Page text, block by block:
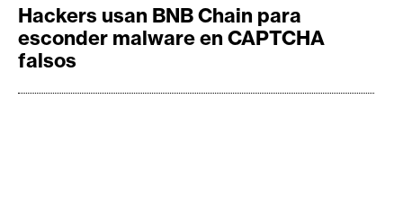
Hackers usan BNB Chain para
esconder malware en CAPTCHA
falsos